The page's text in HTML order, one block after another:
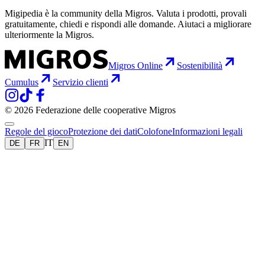
Migipedia è la community della Migros. Valuta i prodotti, provali
gratuitamente, chiedi e rispondi alle domande. Aiutaci a migliorare
ulteriormente la Migros.
Migros Online
Sostenibilità
Cumulus
Servizio clienti
© 2026 Federazione delle cooperative Migros
Regole del giocoProtezione dei datiColofoneInformazioni legali
DE FR IT EN